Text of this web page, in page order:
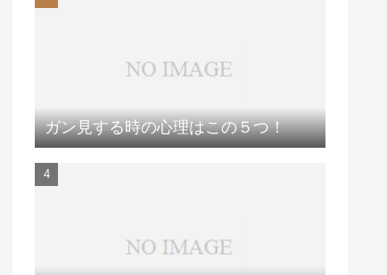
ガン見する時の心理はこの５つ！